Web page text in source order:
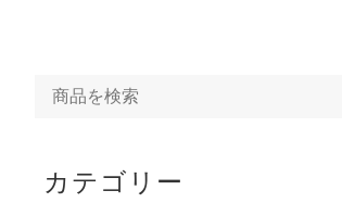
カテゴリー